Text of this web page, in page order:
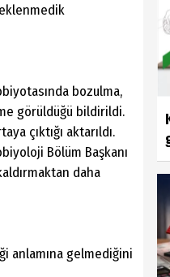
bozulma,
görüldüğü bildirildi.
çıktığı aktarıldı.
Bölüm Başkanı
daha
anlamına gelmediğini